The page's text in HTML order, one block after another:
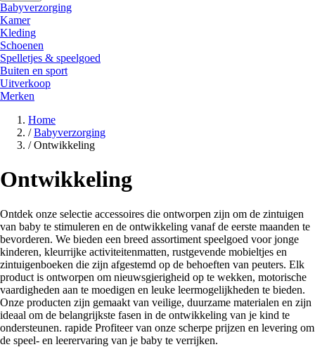
Babyverzorging
Kamer
Kleding
Schoenen
Spelletjes & speelgoed
Buiten en sport
Uitverkoop
Merken
Home
/ Babyverzorging
/ Ontwikkeling
Ontwikkeling
Ontdek onze selectie accessoires die ontworpen zijn om de zintuigen
van baby te stimuleren en de ontwikkeling vanaf de eerste maanden te
bevorderen. We bieden een breed assortiment speelgoed voor jonge
kinderen, kleurrijke activiteitenmatten, rustgevende mobieltjes en
zintuigenboeken die zijn afgestemd op de behoeften van peuters. Elk
product is ontworpen om nieuwsgierigheid op te wekken, motorische
vaardigheden aan te moedigen en leuke leermogelijkheden te bieden.
Onze producten zijn gemaakt van veilige, duurzame materialen en zijn
ideaal om de belangrijkste fasen in de ontwikkeling van je kind te
ondersteunen. rapide Profiteer van onze scherpe prijzen en levering om
de speel- en leerervaring van je baby te verrijken.